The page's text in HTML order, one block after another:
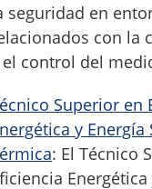
seguridad en
con la
control del
Superior en
y Energía
: El Técnico
Energética